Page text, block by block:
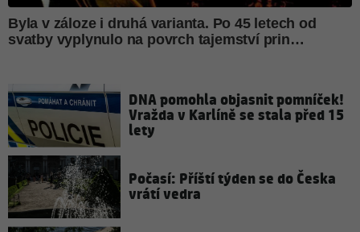
DNA pomohla objasnit pomníček!
Vražda v Karlíně se stala před 15
lety
Počasí: Příští týden se do Česka
vrátí vedra